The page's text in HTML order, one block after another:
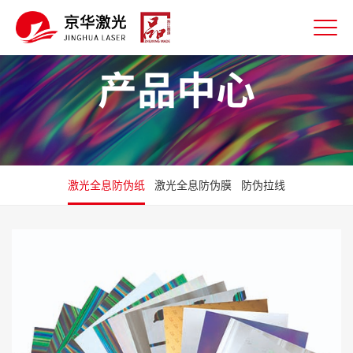
产品中心
激光全息防伪纸 激光全息防伪膜 防伪拉线